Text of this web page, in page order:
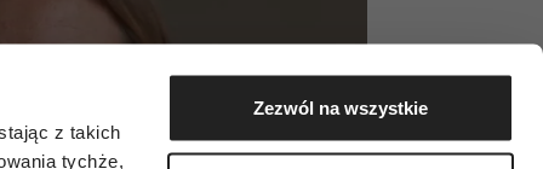
z takich
tychże,
Zezwól na wszystkie